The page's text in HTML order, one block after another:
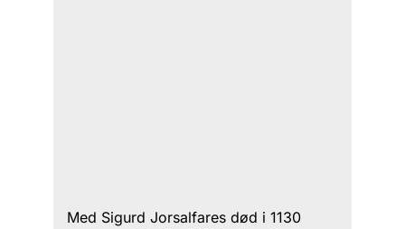
Med Sigurd Jorsalfares død i 1130